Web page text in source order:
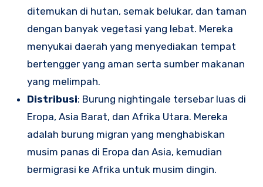
ditemukan di hutan, semak belukar, dan taman
dengan banyak vegetasi yang lebat. Mereka
menyukai daerah yang menyediakan tempat
bertengger yang aman serta sumber makanan
yang melimpah.
Distribusi: Burung nightingale tersebar luas di
Eropa, Asia Barat, dan Afrika Utara. Mereka
adalah burung migran yang menghabiskan
musim panas di Eropa dan Asia, kemudian
bermigrasi ke Afrika untuk musim dingin.